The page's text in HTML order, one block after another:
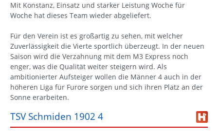
Mit Konstanz, Einsatz und starker Leistung Woche für
Woche hat dieses Team wieder abgeliefert.
Für den Verein ist es großartig zu sehen, mit welcher
Zuverlässigkeit die Vierte sportlich überzeugt. In der neuen
Saison wird die Verzahnung mit dem M3 Express noch
enger, was die Qualität weiter steigern wird. Als
ambitionierter Aufsteiger wollen die Männer 4 auch in der
höheren Liga für Furore sorgen und sich ihren Platz an der
Sonne erarbeiten.
TSV Schmiden 1902 4